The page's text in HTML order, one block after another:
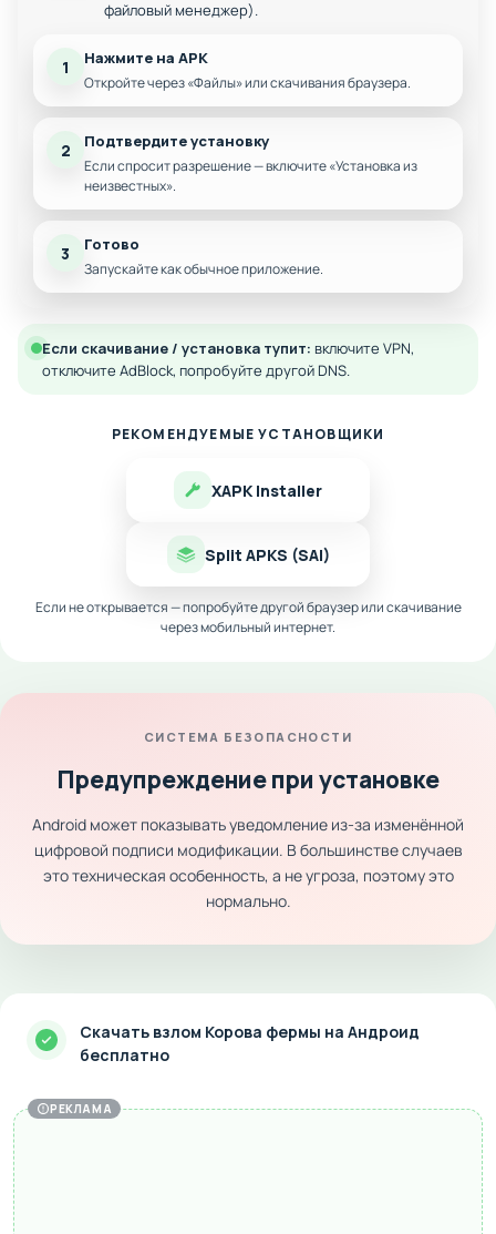
файловый менеджер).
1 Нажмите на APK
Откройте через «Файлы» или скачивания браузера.
2 Подтвердите установку
Если спросит разрешение — включите «Установка из
неизвестных».
3 Готово
Запускайте как обычное приложение.
Если скачивание / установка тупит: включите VPN,
отключите AdBlock, попробуйте другой DNS.
РЕКОМЕНДУЕМЫЕ УСТАНОВЩИКИ
XAPK Installer
Split APKS (SAI)
Если не открывается — попробуйте другой браузер или скачивание
через мобильный интернет.
СИСТЕМА БЕЗОПАСНОСТИ
Предупреждение при установке
Android может показывать уведомление из-за изменённой
цифровой подписи модификации. В большинстве случаев
это техническая особенность, а не угроза, поэтому это
нормально.
Скачать взлом Корова фермы на Андроид
бесплатно
РЕКЛАМА